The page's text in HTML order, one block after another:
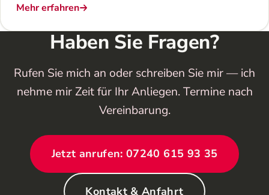
Mehr erfahren
Haben Sie Fragen?
Rufen Sie mich an oder schreiben Sie mir — ich
nehme mir Zeit für Ihr Anliegen. Termine nach
Vereinbarung.
Jetzt anrufen: 07240 615 93 35
Kontakt & Anfahrt